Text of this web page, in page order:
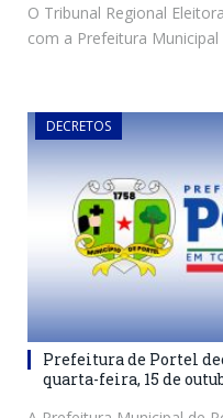
O Tribunal Regional
com a Prefeitura
DECRETOS
Prefeitura de Portel
quarta-feira, 15 de